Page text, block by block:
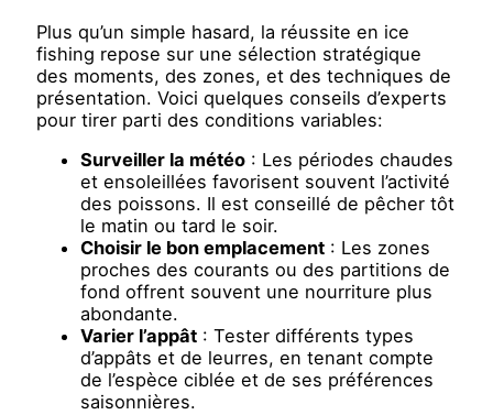
Plus qu’un simple hasard, la réussite en ice
fishing repose sur une sélection stratégique
des moments, des zones, et des techniques de
présentation. Voici quelques conseils d’experts
pour tirer parti des conditions variables:
Surveiller la météo : Les périodes chaudes
et ensoleillées favorisent souvent l’activité
des poissons. Il est conseillé de pêcher tôt
le matin ou tard le soir.
Choisir le bon emplacement : Les zones
proches des courants ou des partitions de
fond offrent souvent une nourriture plus
abondante.
Varier l’appât : Tester différents types
d’appâts et de leurres, en tenant compte
de l’espèce ciblée et de ses préférences
saisonnières.